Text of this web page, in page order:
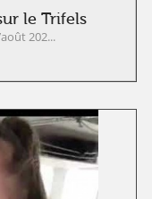
le Trifels
202...